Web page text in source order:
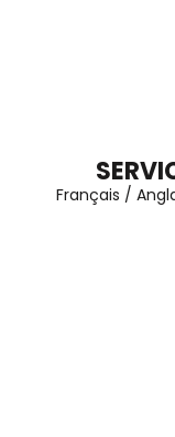
Français /